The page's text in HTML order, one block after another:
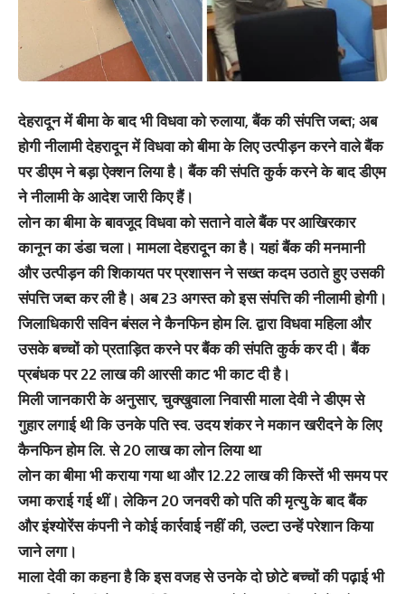
देहरादून में बीमा के बाद भी विधवा को रुलाया, बैंक की संपत्ति जब्त; अब
होगी नीलामी देहरादून में विधवा को बीमा के लिए उत्पीड़न करने वाले बैंक
पर डीएम ने बड़ा ऐक्शन लिया है। बैंक की संपति कुर्क करने के बाद डीएम
ने नीलामी के आदेश जारी किए हैं।
लोन का बीमा के बावजूद विधवा को सताने वाले बैंक पर आखिरकार
कानून का डंडा चला। मामला देहरादून का है। यहां बैंक की मनमानी
और उत्पीड़न की शिकायत पर प्रशासन ने सख्त कदम उठाते हुए उसकी
संपत्ति जब्त कर ली है। अब 23 अगस्त को इस संपत्ति की नीलामी होगी।
जिलाधिकारी सविन बंसल ने कैनफिन होम लि. द्वारा विधवा महिला और
उसके बच्चों को प्रताड़ित करने पर बैंक की संपति कुर्क कर दी। बैंक
प्रबंधक पर 22 लाख की आरसी काट भी काट दी है।
मिली जानकारी के अनुसार, चुक्खुवाला निवासी माला देवी ने डीएम से
गुहार लगाई थी कि उनके पति स्व. उदय शंकर ने मकान खरीदने के लिए
कैनफिन होम लि. से 20 लाख का लोन लिया था
लोन का बीमा भी कराया गया था और 12.22 लाख की किस्तें भी समय पर
जमा कराई गई थीं। लेकिन 20 जनवरी को पति की मृत्यु के बाद बैंक
और इंश्योरेंस कंपनी ने कोई कार्रवाई नहीं की, उल्टा उन्हें परेशान किया
जाने लगा।
माला देवी का कहना है कि इस वजह से उनके दो छोटे बच्चों की पढ़ाई भी